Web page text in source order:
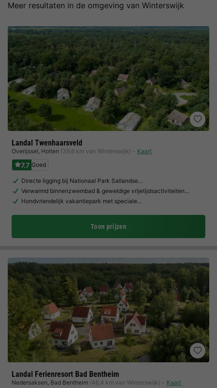
Meer resultaten in de omgeving van Winterswijk
Landal Twenhaarsveld
Overijssel, Holten (39,6 km van Winterswijk) Kaart
7.7 Goed
Directe ligging bij Nationaal Park Sallandse…
Verwarmd binnenzwembad & geweldige vrijetijdsactiviteiten…
Hondvriendelijk vakantiepark met speciale…
Toon prijzen
Landal Ferienresort Bad Bentheim
Nedersaksen, Bad Bentheim (46,4 km van Winterswijk) Kaart